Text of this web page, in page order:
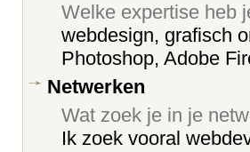
Welke expertise heb
webdesign, grafisch
Photoshop, Adobe
Netwerken
Wat zoek je in je
Ik zoek vooral